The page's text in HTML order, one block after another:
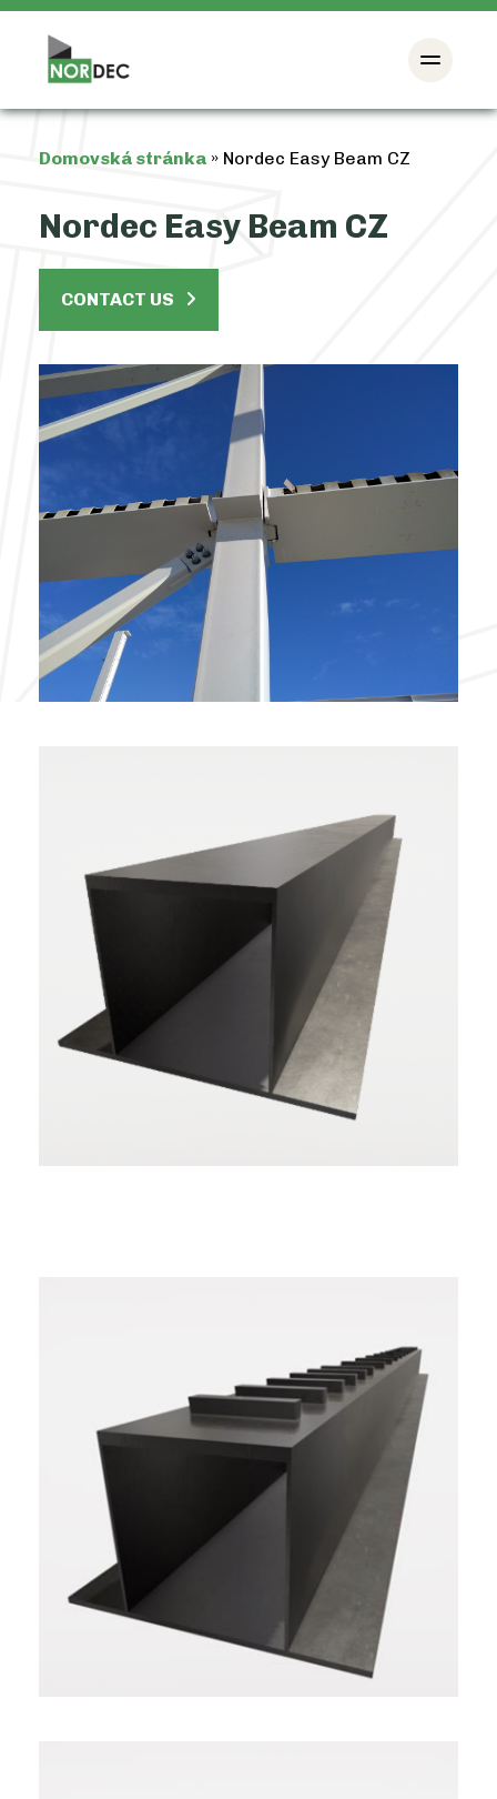
Domovská stránka » Nordec Easy Beam CZ
Nordec Easy Beam CZ
CONTACT US